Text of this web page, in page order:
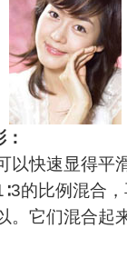
快速显得平
的比例混合
它们混合起